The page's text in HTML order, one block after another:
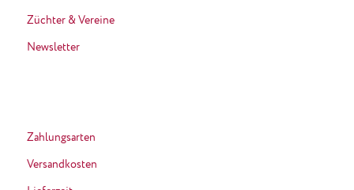
Züchter & Vereine
Newsletter
Zahlungsarten
Versandkosten